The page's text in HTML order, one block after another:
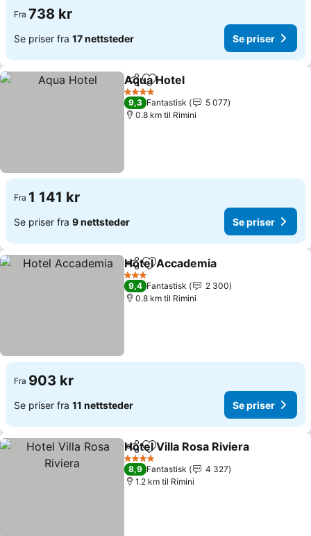
Fra 738 kr
Se priser fra 17 nettsteder Se priser
Del Legg til i favoritter
Aqua Hotel
4 Stjerner
9,3 Fantastisk
5 077
0.8 km til Rimini
Fra 1 141 kr
Se priser fra 9 nettsteder Se priser
Del Legg til i favoritter
Hotel Accademia
3 Stjerner
9,4 Fantastisk
2 300
0.8 km til Rimini
Fra 903 kr
Se priser fra 11 nettsteder Se priser
Del Legg til i favoritter
Hotel Villa Rosa Riviera
4 Stjerner
8,9 Fantastisk
4 327
1.2 km til Rimini